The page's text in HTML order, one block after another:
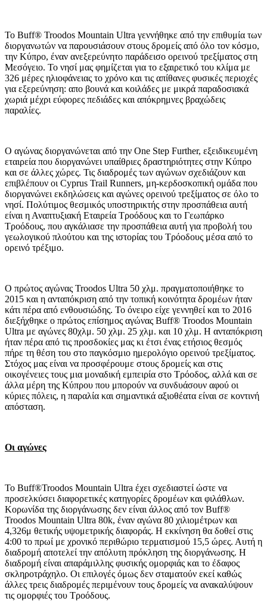
Το Buff® Troodos Mountain Ultra γεννήθηκε από την επιθυμία των
διοργανωτών να παρουσιάσουν στους δρομείς από όλο τον κόσμο,
την Κύπρο, έναν ανεξερεύνητο παράδεισο ορεινού τρεξίματος στη
Μεσόγειο. Το νησί μας φημίζεται για το εξαιρετικό του κλίμα με
326 μέρες ηλιοφάνειας το χρόνο και τις απίθανες φυσικές περιοχές
για εξερεύνηση: απο βουνά και κοιλάδες με μικρά παραδοσιακά
χωριά μέχρι εύφορες πεδιάδες και απόκρημνες βραχώδεις
παραλίες.
Ο αγώνας διοργανώνεται από την One Step Further, εξειδικευμένη
εταιρεία που διοργανώνει υπαίθριες δραστηριότητες στην Κύπρο
και σε άλλες χώρες. Τις διαδρομές των αγώνων σχεδιάζουν και
επιβλέπουν οι Cyprus Trail Runners, μη-κερδοσκοπική ομάδα που
διοργανώνει εκδηλώσεις και αγώνες ορεινού τρεξίματος σε όλο το
νησί. Πολύτιμος θεσμικός υποστηρικτής στην προσπάθεια αυτή
είναι η Αναπτυξιακή Εταιρεία Τροόδους και το Γεωπάρκο
Τροόδους, που αγκάλιασε την προσπάθεια αυτή για προβολή του
γεωλογικού πλούτου και της ιστορίας του Τρόοδους μέσα από το
ορεινό τρέξιμο.
Ο πρώτος αγώνας Troodos Ultra 50 χλμ. πραγματοποιήθηκε το
2015 και η ανταπόκριση από την τοπική κοινότητα δρομέων ήταν
κάτι πέρα από ενθουσιώδης. Το όνειρο είχε γεννηθεί και το 2016
διεξήχθηκε ο πρώτος επίσημος αγώνας Buff® Troodos Mountain
Ultra με αγώνες 80χλμ. 50 χλμ. 25 χλμ. και 10 χλμ. H ανταπόκριση
ήταν πέρα από τις προσδοκίες μας κι έτσι ένας ετήσιος θεσμός
πήρε τη θέση του στο παγκόσμιο ημερολόγιο ορεινού τρεξίματος.
Στόχος μας είναι να προσφέρουμε στους δρομείς και στις
οικογένειες τους μια μοναδική εμπειρία στο Τρόοδος, αλλά και σε
άλλα μέρη της Κύπρου που μπορούν να συνδυάσουν αφού οι
κύριες πόλεις, η παραλία και σημαντικά αξιοθέατα είναι σε κοντινή
απόσταση.
Οι αγώνες
Το Buff®Troodos Mountain Ultra έχει σχεδιαστεί ώστε να
προσελκύσει διαφορετικές κατηγορίες δρομέων και φιλάθλων.
Κορωνίδα της διοργάνωσης δεν είναι άλλος από τον Buff®
Troodos Mountain Ultra 80k, έναν αγώνα 80 χιλιομέτρων και
4,326μ θετικής υψομετρικής διαφοράς. Η εκκίνηση θα δοθεί στις
4:00 το πρωί με χρονικό περιθώριο τερματισμού 15,5 ώρες. Αυτή η
διαδρομή αποτελεί την απόλυτη πρόκληση της διοργάνωσης. Η
διαδρομή είναι απαράμιλλης φυσικής ομορφιάς και το έδαφος
σκληροτράχηλο. Οι επιλογές όμως δεν σταματούν εκεί καθώς
άλλες τρεις διαδρομές περιμένουν τους δρομείς να ανακαλύψουν
τις ομορφιές του Τροόδους.